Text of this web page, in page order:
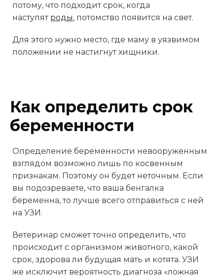
потому, что подходит срок, когда
наступят роды, потомство появится на свет.
Для этого нужно место, где маму в уязвимом
положении не настигнут хищники.
Как определить срок
беременности
Определение беременности невооруженным
взглядом возможно лишь по косвенным
признакам. Поэтому он будет неточным. Если
вы подозреваете, что ваша бенгалка
беременна, то лучше всего отправиться с ней
на УЗИ.
Ветеринар сможет точно определить, что
происходит с организмом животного, какой
срок, здорова ли будущая мать и котята. УЗИ
же исключит вероятность диагноза «ложная